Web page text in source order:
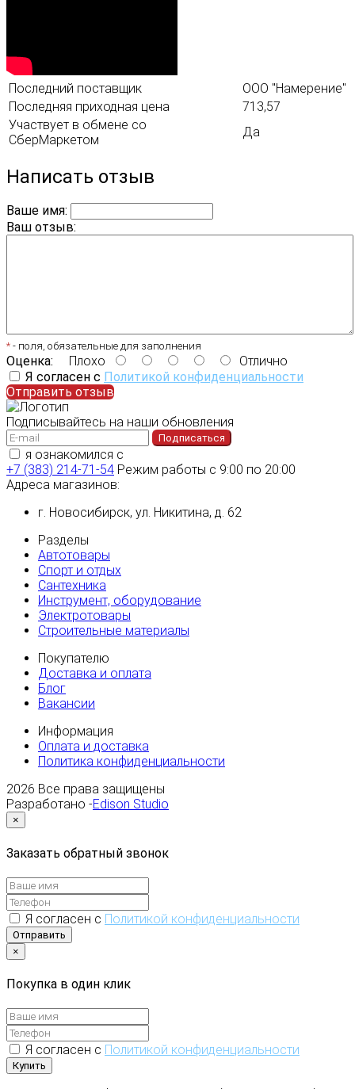
Последний поставщик
ООО "Намерение"
Последняя приходная цена
713,57
Участвует в обмене со
СберМаркетом
Да
Написать отзыв
Ваше имя:
Ваш отзыв:
* - поля, обязательные для заполнения
Оценка: Плохо
Отлично
Я согласен с Политикой конфиденциальности
Отправить отзыв
Подписывайтесь на наши обновления
Подписаться
я ознакомился с
+7 (383) 214-71-54 Режим работы с 9:00 по 20:00
Адреса магазинов:
г. Новосибирск, ул. Никитина, д. 62
Разделы
Автотовары
Спорт и отдых
Сантехника
Инструмент, оборудование
Электротовары
Строительные материалы
Покупателю
Доставка и оплата
Блог
Вакансии
Информация
Оплата и доставка
Политика конфиденциальности
2026 Все права защищены
Разработано -Edison Studio
×
Заказать обратный звонок
Я согласен с Политикой конфиденциальности
Отправить
×
Покупка в один клик
Я согласен с Политикой конфиденциальности
Купить